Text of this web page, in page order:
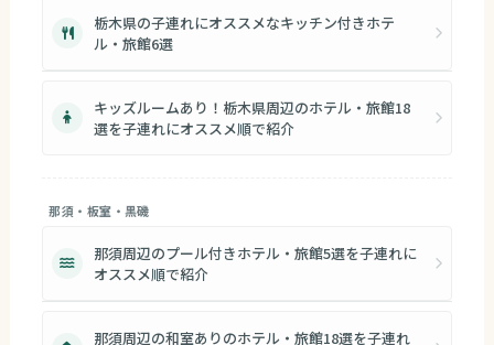
栃木県の子連れにオススメなキッチン付きホテ
ル・旅館6選
キッズルームあり！栃木県周辺のホテル・旅館18
選を子連れにオススメ順で紹介
那須・板室・黒磯
那須周辺のプール付きホテル・旅館5選を子連れに
オススメ順で紹介
那須周辺の和室ありのホテル・旅館18選を子連れ